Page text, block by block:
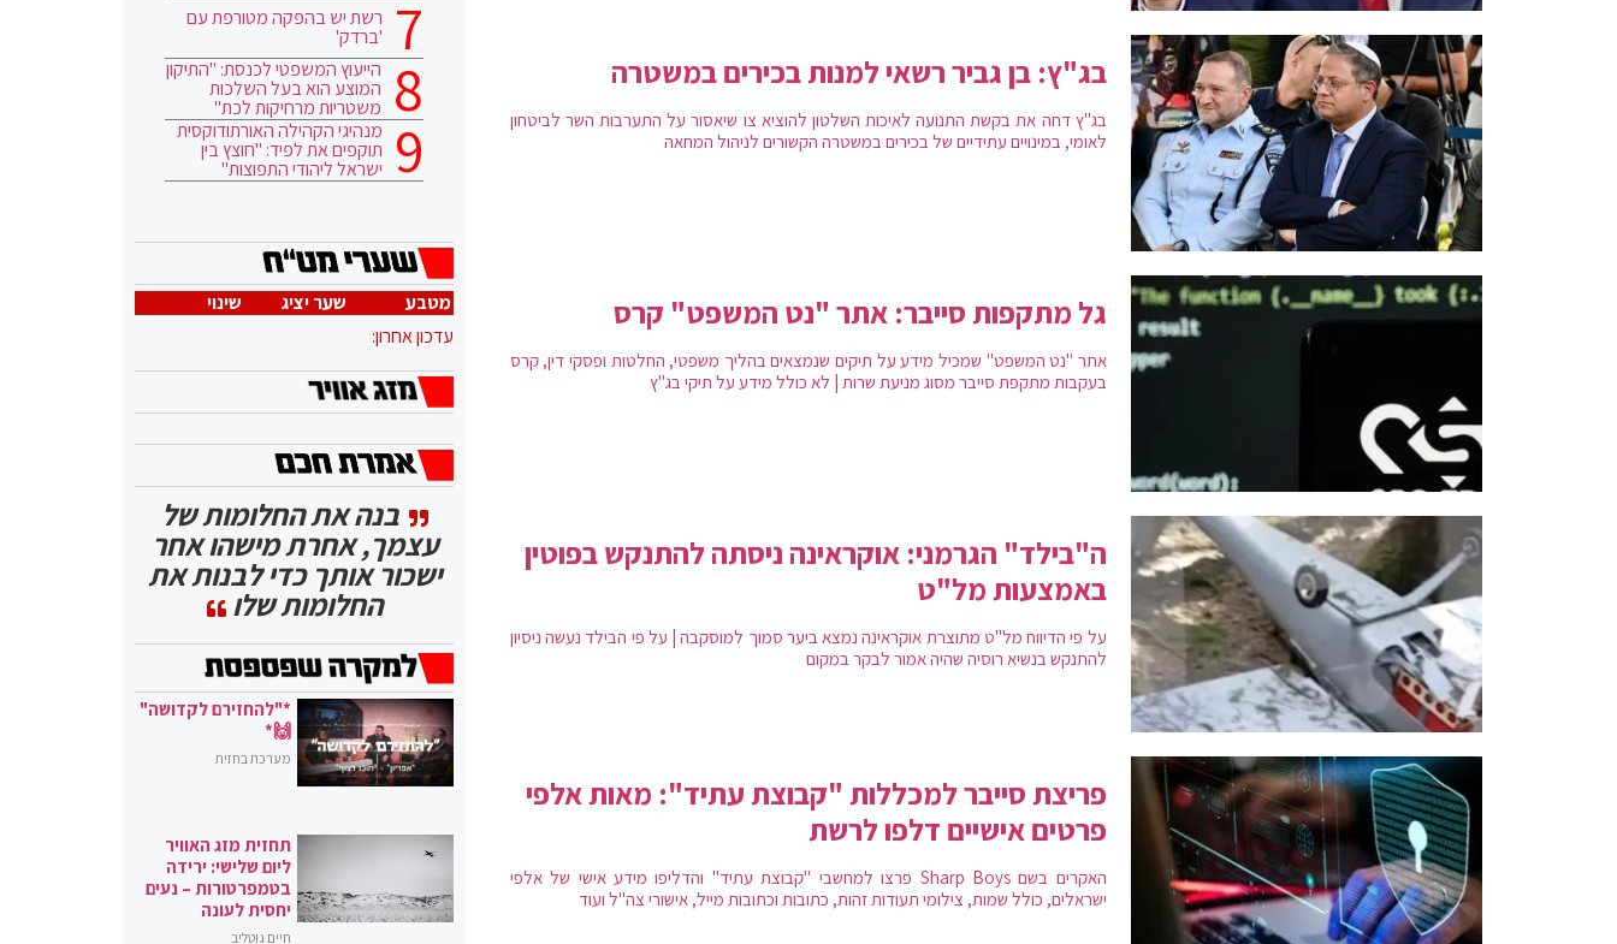
בג"ץ: בן גביר רשאי למנות בכירים במשטרה
בג"ץ דחה את בקשת התנועה לאיכות השלטון להוציא צו שיאסור על התערבות השר לביטחון
לאומי, במינויים עתידיים של בכירים במשטרה הקשורים לניהול המחאה
גל מתקפות סייבר: אתר "נט המשפט" קרס
אתר "נט המשפט" שמכיל מידע על תיקים שנמצאים בהליך משפטי, החלטות ופסקי דין, קרס
בעקבות מתקפת סייבר מסוג מניעת שרות | לא כולל מידע על תיקי בג"ץ
ה"בילד" הגרמני: אוקראינה ניסתה להתנקש בפוטין
באמצעות מל"ט
על פי הדיווח מל"ט מתוצרת אוקראינה נמצא ביער סמוך למוסקבה | על פי הבילד נעשה ניסיון
להתנקש בנשיא רוסיה שהיה אמור לבקר במקום
פריצת סייבר למכללות "קבוצת עתיד": מאות אלפי
פרטים אישיים דלפו לרשת
האקרים בשם Sharp Boys פרצו למחשבי "קבוצת עתיד" והדליפו מידע אישי של אלפי
ישראלים, כולל שמות, צילומי תעודות זהות, כתובות וכתובות מייל, אישורי צה"ל ועוד
רשת יש בהפקה מטורפת עם
'ברדק'
הייעוץ המשפטי לכנסת: "התיקון
המוצע הוא בעל השלכות
משטריות מרחיקות לכת"
מנהיגי הקהילה האורתודוקסית
תוקפים את לפיד: "חוצץ בין
ישראל ליהודי התפוצות"
מטבע שער יציג
שינוי
עדכון אחרון:
בנה את החלומות של
עצמך, אחרת מישהו אחר
ישכור אותך כדי לבנות את
החלומות שלו
*"להחזירם לקדושה"
🙌*
מערכת בחזית
תחזית מזג האוויר
ליום שלישי: ירידה
בטמפרטורות – נעים
יחסית לעונה
חיים גוטליב